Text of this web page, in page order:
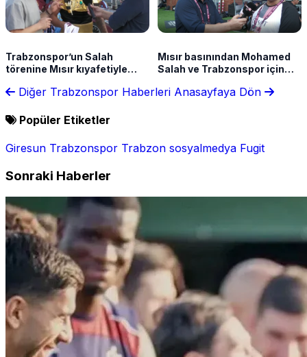
Trabzonspor’un Salah
törenine Mısır kıyafetiyle
Mısır basınından Mohamed
Salah ve Trabzonspor için
açıklama
Diğer Trabzonspor Haberleri Anasayfaya Dön
Popüler Etiketler
Giresun Trabzonspor Trabzon sosyalmedya Fugit
Sonraki Haberler